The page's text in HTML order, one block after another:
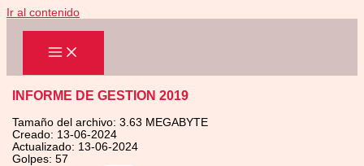
Ir al contenido
INFORME DE GESTION 2019
Tamaño del archivo: 3.63 MEGABYTE
Creado: 13-06-2024
Actualizado: 13-06-2024
Golpes: 57